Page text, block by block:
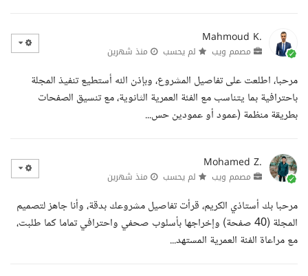
Mahmoud K.
مصمم ويب لم يحسب منذ شهرين
مرحبا، اطلعت على تفاصيل المشروع، وبإذن الله أستطيع تنفيذ المجلة
باحترافية بما يتناسب مع الفئة العمرية الثانوية، مع تنسيق الصفحات
بطريقة منظمة (عمود أو عمودين حس...
Mohamed Z.
مصمم ويب لم يحسب منذ شهرين
مرحبا بك أستاذي الكريم، قرأت تفاصيل مشروعك بدقة، وأنا جاهز لتصميم
المجلة (40 صفحة) وإخراجها بأسلوب صحفي واحترافي تماما كما طلبت،
مع مراعاة الفئة العمرية المستهد...